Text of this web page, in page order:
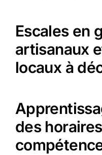
Escales en
artisanaux
locaux à
des